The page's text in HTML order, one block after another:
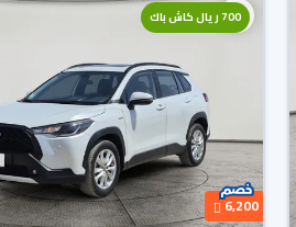
700 ريال كاش باك
6,200